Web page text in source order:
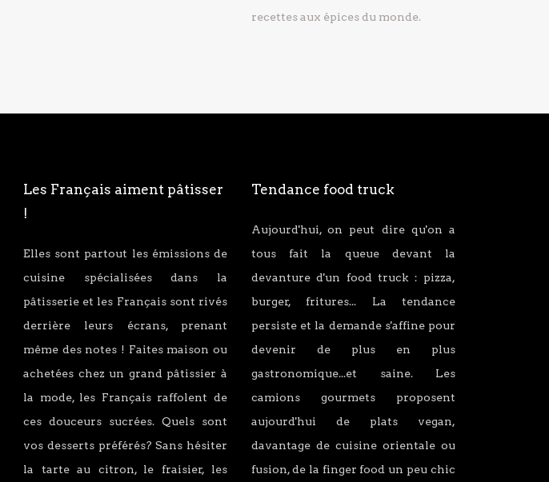
recettes aux épices du monde.
Les Français aiment pâtisser
!
Elles sont partout les émissions de
cuisine spécialisées dans la
pâtisserie et les Français sont rivés
derrière leurs écrans, prenant
même des notes ! Faites maison ou
achetées chez un grand pâtissier à
la mode, les Français raffolent de
ces douceurs sucrées. Quels sont
vos desserts préférés? Sans hésiter
la tarte au citron, le fraisier, les
Tendance food truck
Aujourd'hui, on peut dire qu'on a
tous fait la queue devant la
devanture d'un food truck : pizza,
burger, fritures... La tendance
persiste et la demande s'affine pour
devenir de plus en plus
gastronomique...et saine. Les
camions gourmets proposent
aujourd'hui de plats vegan,
davantage de cuisine orientale ou
fusion, de la finger food un peu chic